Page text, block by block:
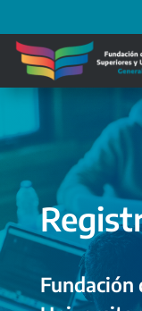
Fundación